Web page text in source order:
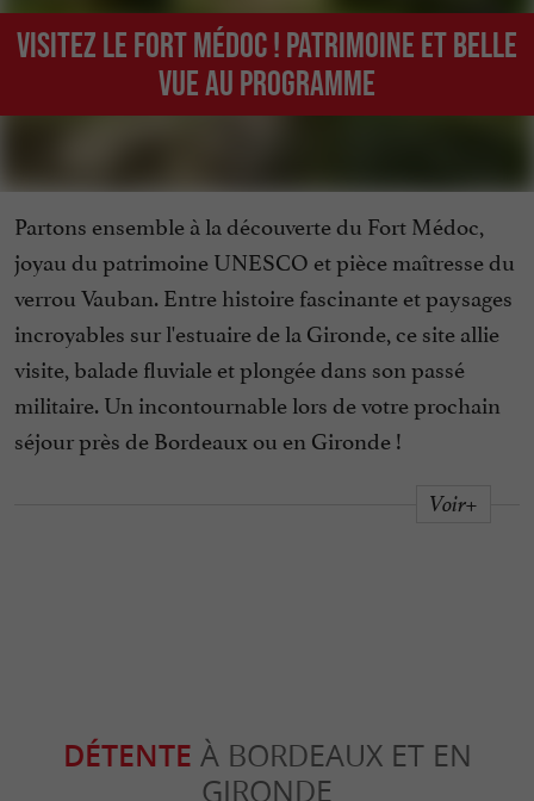
Visitez le Fort Médoc ! Patrimoine et belle
vue au programme
Partons ensemble à la découverte du Fort Médoc,
joyau du patrimoine UNESCO et pièce maîtresse du
verrou Vauban. Entre histoire fascinante et paysages
incroyables sur l'estuaire de la Gironde, ce site allie
visite, balade fluviale et plongée dans son passé
militaire. Un incontournable lors de votre prochain
séjour près de Bordeaux ou en Gironde !
Voir+
DÉTENTE À BORDEAUX ET EN
GIRONDE